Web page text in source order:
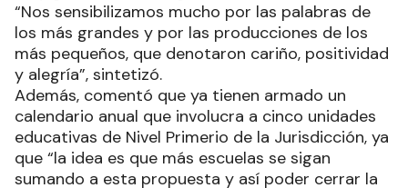
“Nos sensibilizamos mucho por las palabras de
los más grandes y por las producciones de los
más pequeños, que denotaron cariño, positividad
y alegría”, sintetizó.
Además, comentó que ya tienen armado un
calendario anual que involucra a cinco unidades
educativas de Nivel Primerio de la Jurisdicción, ya
que “la idea es que más escuelas se sigan
sumando a esta propuesta y así poder cerrar la